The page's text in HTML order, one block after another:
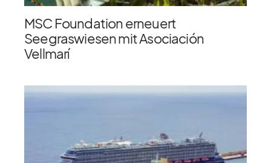
MSC Foundation erneuert
Seegraswiesen mit Asociación
Vellmarí